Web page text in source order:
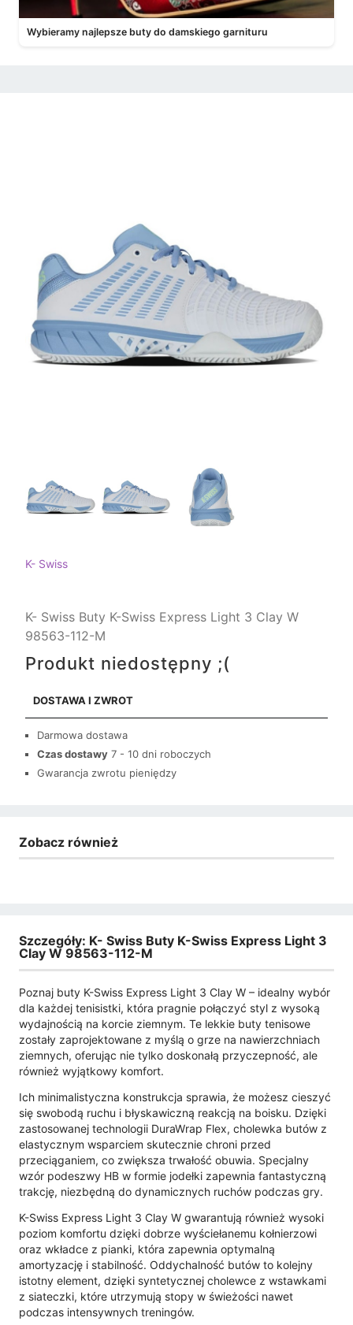
Wybieramy najlepsze buty do damskiego garnituru
K- Swiss
K- Swiss Buty K-Swiss Express Light 3 Clay W
98563-112-M
Produkt niedostępny ;(
DOSTAWA I ZWROT
Darmowa dostawa
Czas dostawy 7 - 10 dni roboczych
Gwarancja zwrotu pieniędzy
Zobacz również
Szczegóły: K- Swiss Buty K-Swiss Express Light 3
Clay W 98563-112-M
Poznaj buty K-Swiss Express Light 3 Clay W – idealny wybór
dla każdej tenisistki, która pragnie połączyć styl z wysoką
wydajnością na korcie ziemnym. Te lekkie buty tenisowe
zostały zaprojektowane z myślą o grze na nawierzchniach
ziemnych, oferując nie tylko doskonałą przyczepność, ale
również wyjątkowy komfort.
Ich minimalistyczna konstrukcja sprawia, że możesz cieszyć
się swobodą ruchu i błyskawiczną reakcją na boisku. Dzięki
zastosowanej technologii DuraWrap Flex, cholewka butów z
elastycznym wsparciem skutecznie chroni przed
przeciąganiem, co zwiększa trwałość obuwia. Specjalny
wzór podeszwy HB w formie jodełki zapewnia fantastyczną
trakcję, niezbędną do dynamicznych ruchów podczas gry.
K-Swiss Express Light 3 Clay W gwarantują również wysoki
poziom komfortu dzięki dobrze wyściełanemu kołnierzowi
oraz wkładce z pianki, która zapewnia optymalną
amortyzację i stabilność. Oddychalność butów to kolejny
istotny element, dzięki syntetycznej cholewce z wstawkami
z siateczki, które utrzymują stopy w świeżości nawet
podczas intensywnych treningów.